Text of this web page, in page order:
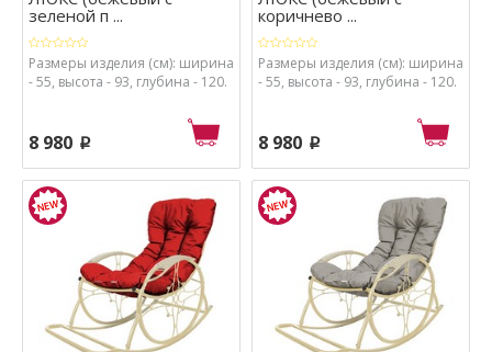
зеленой п ...
Размеры изделия (см): ширина
- 55, высота - 93, глубина - 120.
8 980 p
коричнево ...
Размеры изделия (см): ширина
- 55, высота - 93, глубина - 120.
8 980 p